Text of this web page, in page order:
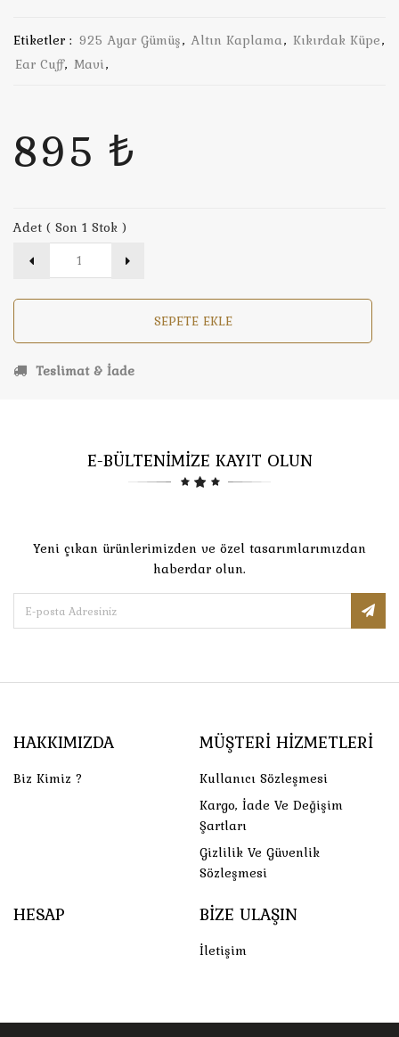
Etiketler : 925 Ayar Gümüş, Altın Kaplama, Kıkırdak Küpe,
Ear Cuff, Mavi,
895 ₺
Adet ( Son 1 Stok )
SEPETE EKLE
Teslimat & İade
E-BÜLTENİMİZE KAYIT OLUN
Yeni çıkan ürünlerimizden ve özel tasarımlarımızdan
haberdar olun.
HAKKIMIZDA
Biz Kimiz ?
MÜŞTERI HIZMETLERI
Kullanıcı Sözleşmesi
Kargo, İade Ve Değişim
Şartları
Gizlilik Ve Güvenlik
Sözleşmesi
HESAP BIZE ULAŞIN
İletişim